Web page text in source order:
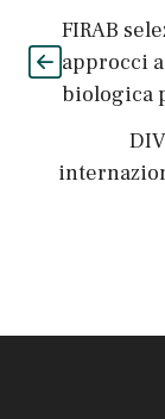
FIRAB
approcci
biologica